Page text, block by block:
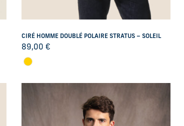
CIRÉ HOMME DOUBLÉ POLAIRE STRATUS – SOLEIL
89,00 €